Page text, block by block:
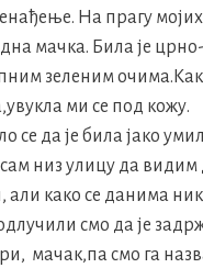
На прагу
мачка. Била је
зеленим
ми се под кожу.
се да је била јако
сам низ улицу да видим
али како се данима
смо да је
мачак,па смо га